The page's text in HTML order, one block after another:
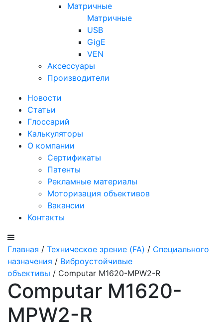
Матричные
Матричные
USB
GigE
VEN
Аксессуары
Производители
Новости
Статьи
Глоссарий
Калькуляторы
О компании
Сертификаты
Патенты
Рекламные материалы
Моторизация объективов
Вакансии
Контакты
Главная / Техническое зрение (FA) / Специального
назначения / Виброустойчивые
объективы / Computar M1620-MPW2-R
Computar M1620-
MPW2-R